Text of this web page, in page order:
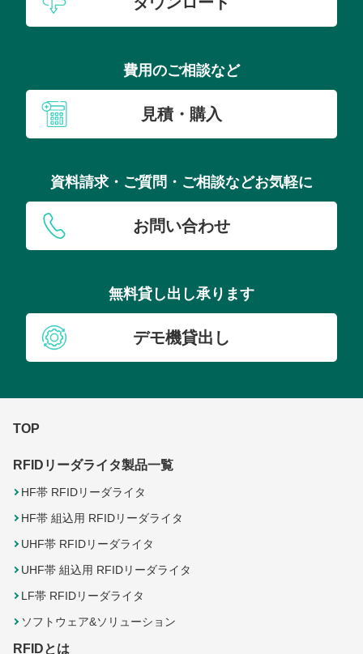
費用のご相談など
見積・購入
資料請求・ご質問・ご相談などお気軽に
お問い合わせ
無料貸し出し承ります
デモ機貸出し
TOP
RFIDリーダライタ製品一覧
HF帯 RFIDリーダライタ
HF帯 組込用 RFIDリーダライタ
UHF帯 RFIDリーダライタ
UHF帯 組込用 RFIDリーダライタ
LF帯 RFIDリーダライタ
ソフトウェア&ソリューション
RFIDとは